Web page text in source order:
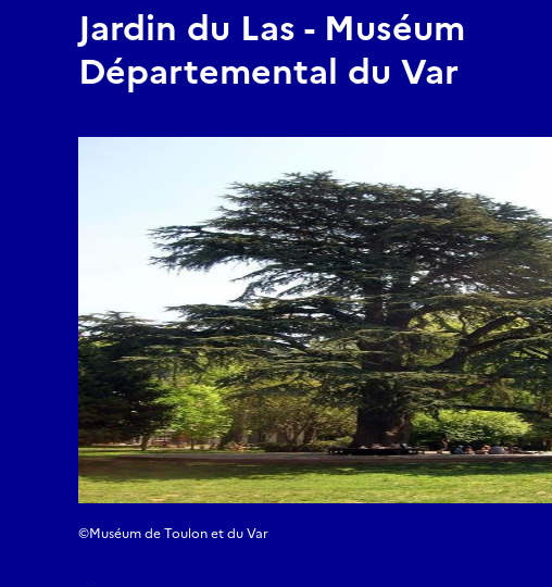
Jardin du Las - Muséum
Départemental du Var
©Muséum de Toulon et du Var